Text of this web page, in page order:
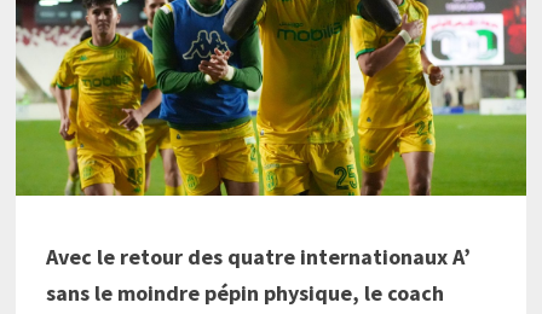
Avec le retour des quatre internationaux A’
sans le moindre pépin physique, le coach